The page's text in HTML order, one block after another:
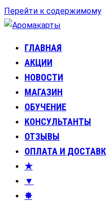
Перейти к содержимому
Аромакарты
Психологические
ГЛАВНАЯ
АКЦИИ
НОВОСТИ
МАГАЗИН
ОБУЧЕНИЕ
КОНСУЛЬТАНТЫ
ОТЗЫВЫ
ОПЛАТА И
★
▼
✸